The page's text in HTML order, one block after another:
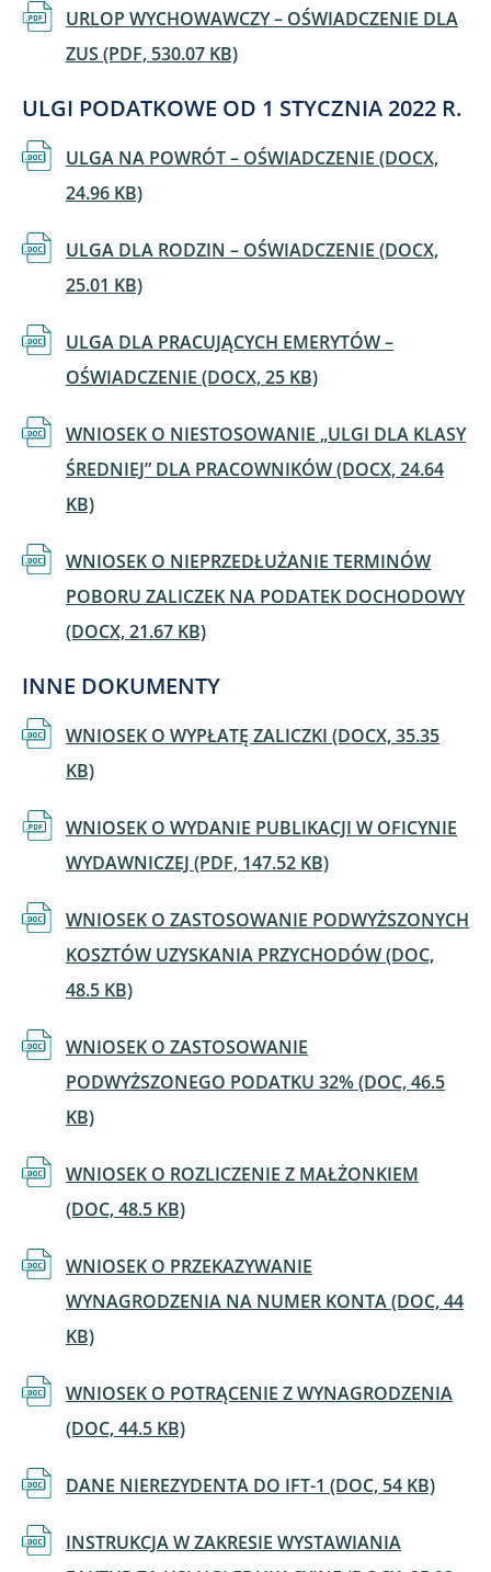
DokumentURLOP WYCHOWAWCZY – OŚWIADCZENIE DLA
ZUS (PDF, 530.07 KB)
ULGI PODATKOWE OD 1 STYCZNIA 2022 R.
DokumentULGA NA POWRÓT – OŚWIADCZENIE​ (DOCX,
24.96 KB)
DokumentULGA DLA RODZIN – OŚWIADCZENIE (DOCX,
25.01 KB)
DokumentULGA DLA PRACUJĄCYCH EMERYTÓW –
OŚWIADCZENIE (DOCX, 25 KB)
DokumentWNIOSEK O NIESTOSOWANIE „ULGI DLA KLASY
ŚREDNIEJ” DLA PRACOWNIKÓW (DOCX, 24.64
KB)
DokumentWNIOSEK O NIEPRZEDŁUŻANIE TERMINÓW
POBORU ZALICZ​EK NA PODATEK DOCHODOWY​​​
(DOCX, 21.67 KB)
INNE DOKUMENTY
DokumentWNIOSEK O WYPŁATĘ ZALICZKI (DOCX, 35.35
KB)
DokumentWNIOSEK O WYDANIE PUBLIKACJI W OFICYNIE
WYDAWNICZEJ (PDF, 147.52 KB)
DokumentWNIOSEK O ZASTOSOWANIE PODWYŻSZONYCH
KOSZTÓW UZYSKANIA PRZYCHODÓW (DOC,
48.5 KB)
DokumentWNIOSEK O ZASTOSOWANIE
PODWYŻSZONEGO PODATKU 32% (DOC, 46.5
KB)
DokumentWNIOSEK O ROZLICZENIE Z MAŁŻONKIEM
(DOC, 48.5 KB)
DokumentWNIOSEK O PRZEKAZYWANIE
WYNAGRODZENIA NA NUMER KONTA (DOC, 44
KB)
DokumentWNIOSEK O POTRĄCENIE Z WYNAGRODZENIA
(DOC, 44.5 KB)
DokumentDANE NIEREZYDENTA DO IFT-1 (DOC, 54 KB)
DokumentINSTRUKCJA W ZAKRESIE WYSTAWIANIA